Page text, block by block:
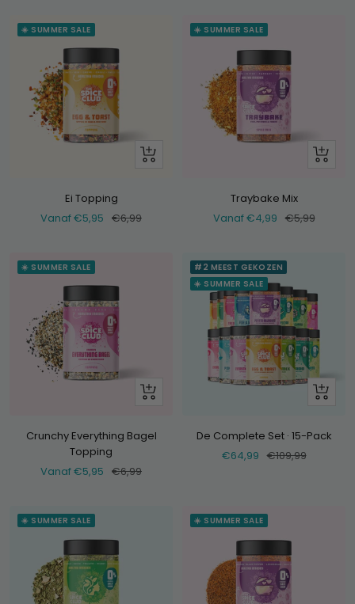
☀️ SUMMER SALE
Bekijk
Ei Topping
Verkoopprijs
Vanaf €5,95 Normale
€6,99
☀️ SUMMER SALE
Bekijk
Traybake Mix
Verkoopprijs
Vanaf €4,99 Normale
€5,99
☀️ SUMMER SALE
Bekijk
Crunchy Everything Bagel
Topping
Verkoopprijs
Vanaf €5,95 Normale
€6,99
#2 MEEST GEKOZEN
☀️ SUMMER SALE
+
De Complete Set · 15-Pack
Verkoopprijs
€64,99 Normale
€109,99
☀️ SUMMER SALE ☀️ SUMMER SALE